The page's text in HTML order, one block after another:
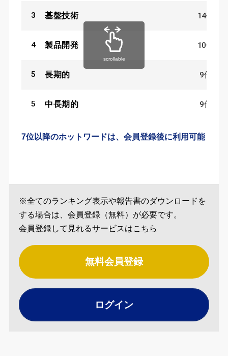
3 基盤技術 14件
4 製品開発 10件
5 長期的 9件
5 中長期的 9件
7位以降のホットワードは、会員登録後に利用可能
scrollable
※全てのランキング表示や報告書のダウンロードを
する場合は、会員登録（無料）が必要です。
会員登録して見れるサービスはこちら
無料会員登録
ログイン